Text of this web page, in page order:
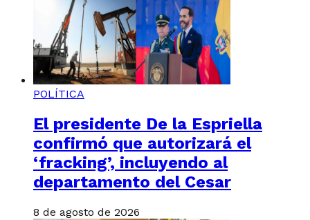
POLÍTICA
El presidente De la Espriella
confirmó que autorizará el
‘fracking’, incluyendo al
departamento del Cesar
8 de agosto de 2026